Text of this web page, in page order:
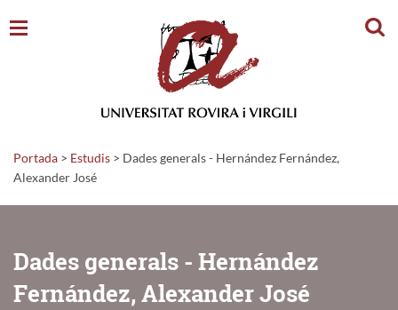
Portada > Estudis > Dades generals - Hernández Fernández,
Alexander José
Dades generals - Hernández
Fernández, Alexander José